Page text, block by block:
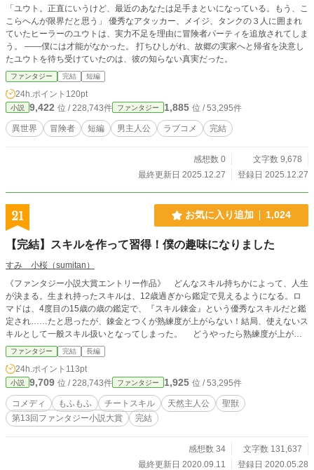
け」の凄惨な宴。 若き魔王ルシエルの野望と性欲が、血塗ら
れた戦場でさらに膨れ上がる、甘く残酷なダークファンタジ
ー。
「ユウト。正直にいうけど、最近のあなたは足手まといになっている。もう、こ
こらへんが限界だと思う」 優秀なアタッカー、メイジ、タンクの３人に囲まれ
ていたヒーラーのユウトは、実力不足を理由に冒険者パーティを追放されてしま
う。 ――僕には才能がなかった。 打ちひしがれ、故郷の実家へと帰省を決意し
たユウトを待ち受けていたのは、彼の知らない真実だった。
ファンタジー 完結 短編
24h.ポイント 120pt
小説 9,422 位 / 228,743件 ファンタジー 1,885 位 / 53,295件
異世界 冒険者 短編 男主人公 ラブコメ 完結
感想数 0
文字数 9,678
最終更新日 2025.12.27
登録日 2025.12.27
21 お気に入り追加 1,024
【完結】スキルを作って習得！僕の趣味になりました
すみ 小桜（sumitan）
《ファンタジー小説大賞エントリー作品》 どんなスキル持ちかによって、人生
が決まる。生まれ持ったスキルは、12歳過ぎから鑑定で見えるようになる。ロ
マドは、4度目の15歳の歳の鑑定で、『スキル錬金』という優秀なスキルだと鑑
定され……たと思ったが、錬金とつくが熟練度が上がらない！結局、使えないス
キルとして一般スキル扱いとなってしまった。 どうやったら熟練度が上がる
んだと思っていたところで、熟練度の上げ方を発見！ スキルの扱いを錬金に
してもらおうとするも却下された為、仕方なくあきらめた。だが、ふと「作成条
件」という文字が目の前に見えて、その条件を達してみると、新しいスキルをゲ
ットした！ 天然ロマドと、タメで先輩のユイジュの突っ込みと、チェトの可
愛さ（ロマドの主観）で織りなす、スキルと笑いのアドベンチャー。
ファンタジー 完結 長編
24h.ポイント 113pt
小説 9,709 位 / 228,743件 ファンタジー 1,925 位 / 53,295件
コメディ もふもふ チートスキル 天然主人公
聖獣
第13回ファンタジー小説大賞
完結
感想数 34
文字数 131,637
最終更新日 2020.09.11
登録日 2020.05.28